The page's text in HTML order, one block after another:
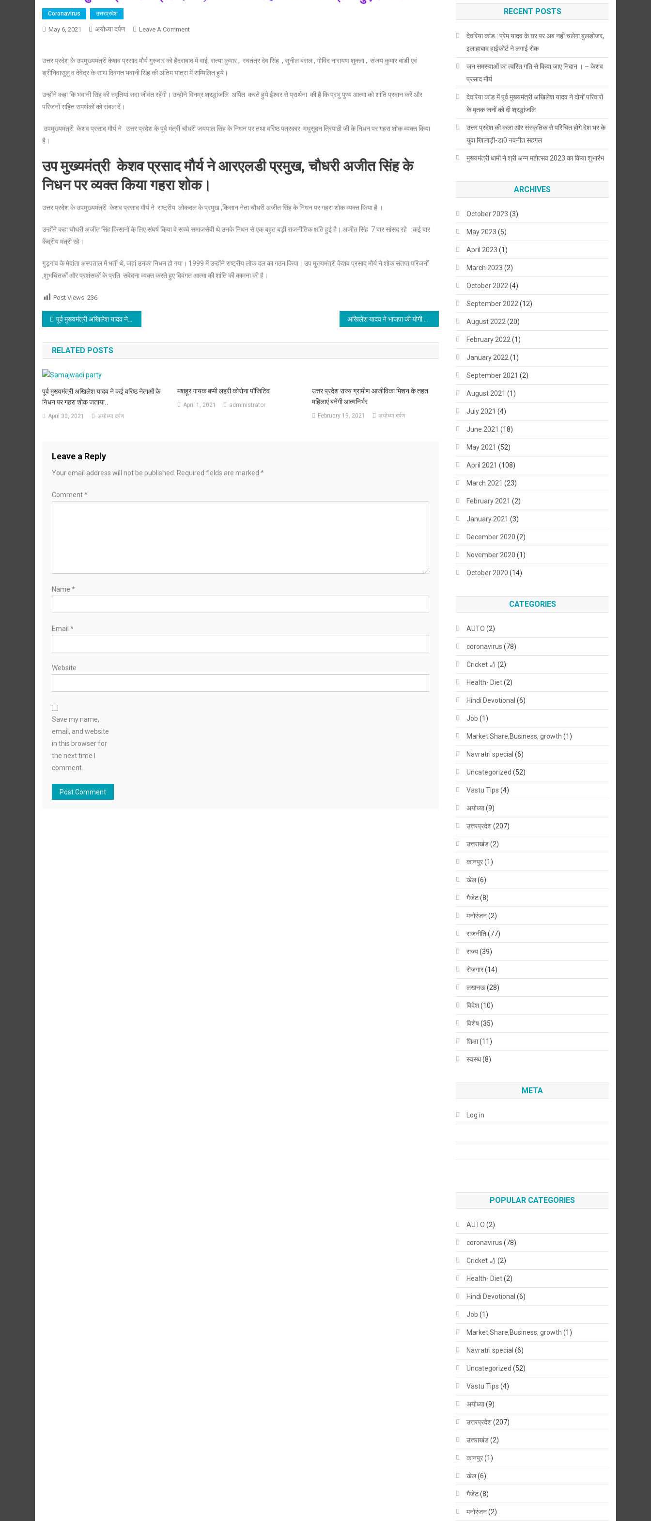
Coronavirus उत्तरप्रदेश
May 6, 2021 अयोध्या दर्पण Leave A CommentOn
केशव
प्रसाद
स्व
की
में
सम्मिलित
उत्तर प्रदेश के उपमुख्यमंत्री केशव प्रसाद मौर्य गुरुवार को हैदराबाद में वाई. सत्या कुमार , स्वतंत्र देव सिंह , सुनील बंसल , गोविंद नारायण शुक्ला , संजय कुमार बांडी एवं
श्रीनिवासुलु व देवेंद्र के साथ दिवंगत भवानी सिंह की अंतिम यात्रा में सम्मिलित हुये।
उन्होंने कहा कि भवानी सिंह की स्मृतियां सदा जीवंत रहेंगी। उन्होने विनम्र श्रद्धांजलि अर्पित करते हुये ईश्वर से प्रार्थना की है कि प्रभु पुण्य आत्मा को शांति प्रदान करें और
परिजनों सहित समर्थकों को संबल दें।
उपमुख्यमंत्री केशव प्रसाद मौर्य ने उत्तर प्रदेश के पूर्व मंत्री चौधरी जयपाल सिंह के निधन पर तथा वरिष्ठ पत्रकार मधुसूदन त्रिपाठी जी के निधन पर गहरा शोक व्यक्त किया
है।
उप मुख्यमंत्री केशव प्रसाद मौर्य ने आरएलडी प्रमुख, चौधरी अजीत सिंह के
निधन पर व्यक्त किया गहरा शोक।
उत्तर प्रदेश के उपमुख्यमंत्री केशव प्रसाद मौर्य ने राष्ट्रीय लोकदल के प्रमुख ,किसान नेता चौधरी अजीत सिंह के निधन पर गहरा शोक व्यक्त किया है ।
उन्होंने कहा चौधरी अजीत सिंह किसानों के लिए संघर्ष किया वे सच्चे समाजसेवी थे उनके निधन से एक बहुत बड़ी राजनीतिक क्षति हुई है। अजीत सिंह 7 बार सांसद रहे ।कई बार
केंद्रीय मंत्री रहे।
गुड़गांव के मेदांता अस्पताल में भर्ती थे, जहां उनका निधन हो गया। 1999 में उन्होंने राष्ट्रीय लोक दल का गठन किया। उप मुख्यमंत्री केशव प्रसाद मौर्य ने शोक संतप्त परिजनों
,शुभचिंतकों और प्रशंसकों के प्रति संवेदना व्यक्त करते हुए दिवंगत आत्मा की शांति की कामना की है।
Post Views: 236
Post
navigation
पूर्व मुख्यमंत्री अखिलेश यादव ने आरएलडी के अध्यक्ष अजीत सिंह के निधन पर गहरा शोक व्यक्त किया
RELATED POSTS
पूर्व मुख्यमंत्री अखिलेश यादव ने कई वरिष्ठ नेताओं के
निधन पर गहरा शोक जताया..
April 30, 2021 अयोध्या दर्पण
मशहूर गायक बप्पी लहरी कोरोना पॉजिटिव
April 1, 2021 administrator
उत्तर प्रदेश राज्य ग्रामीण आजीविका मिशन के तहत
महिलाएं बनेंगी आत्मनिर्भर
February 19, 2021 अयोध्या दर्पण
Leave a Reply
Your email address will not be published. Required fields are marked *
Comment*
Name *
Email *
Website
Save my name,
email, and website
in this browser for
the next time I
comment.
RECENT POSTS
देवरिया कांड : प्रेम यादव के घर पर अब नहीं चलेगा बुलडोजर,
इलाहाबाद हाईकोर्ट ने लगाई रोक
जन समस्याओं का त्वरित गति से किया जाए निदान । – केशव
प्रसाद मौर्य
देवरिया कांड में पूर्व मुख्यमंत्री अखिलेश यादव ने दोनों परिवारों
के मृतक जनों को दी श्रद्धांजलि
उत्तर प्रदेश की कला और संस्कृतिक से परिचित होंगे देश भर के
युवा खिलाड़ी-डा0 नवनीत सहगल
मुख्यमंत्री धामी ने श्री अन्न महोत्सव 2023 का किया शुभारंभ
ARCHIVES
October 2023 (3)
May 2023 (5)
April 2023 (1)
March 2023 (2)
October 2022 (4)
September 2022 (12)
August 2022 (20)
February 2022 (1)
January 2022 (1)
September 2021 (2)
August 2021 (1)
July 2021 (4)
June 2021 (18)
May 2021 (52)
April 2021 (108)
March 2021 (23)
February 2021 (2)
January 2021 (3)
December 2020 (2)
November 2020 (1)
October 2020 (14)
CATEGORIES
AUTO (2)
coronavirus (78)
Cricket 🏏 (2)
Health- Diet(2)
Hindi Devotional (6)
Job (1)
Market;Share,Business, growth (1)
Navratri special (6)
Uncategorized (52)
Vastu Tips (4)
अयोध्या(9)
उत्तरप्रदेश(207)
उत्तराखंड(2)
कानपुर(1)
खेल(6)
गैजेट(8)
मनोरंजन(2)
राजनीति(77)
राज्य(39)
रोजगार(14)
लखनऊ(28)
विदेश(10)
विशेष(35)
शिक्षा(11)
स्वस्थ(8)
META
Log in
POPULAR CATEGORIES
AUTO (2)
coronavirus (78)
Cricket 🏏 (2)
Health- Diet(2)
Hindi Devotional (6)
Job (1)
Market;Share,Business, growth (1)
Navratri special (6)
Uncategorized (52)
Vastu Tips (4)
अयोध्या(9)
उत्तरप्रदेश(207)
उत्तराखंड(2)
कानपुर(1)
खेल(6)
गैजेट(8)
मनोरंजन(2)